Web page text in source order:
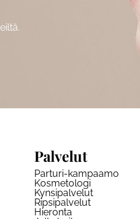
Palvelut
Parturi-kampaamo
Kosmetologi
Kynsipalvelut
Ripsipalvelut
Hieronta